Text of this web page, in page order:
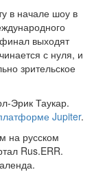
в начале шоу в
выходят
с нуля, и
зрительское
Эрик Таукар.
Jupiter.
на русском
Rus.ERR.